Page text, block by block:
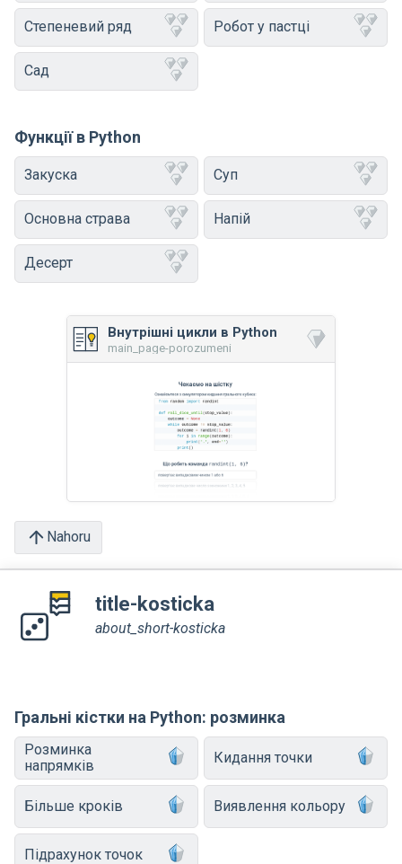
Степеневий ряд Робот у пастці
Сад
Функції в Python
Закуска Суп
Основна страва Напій
Десерт
Внутрішні цикли в Python
main_page-porozumeni
Nahoru
title-kosticka
about_short-kosticka
Гральні кістки на Python: розминка
Розминка
напрямків
Кидання точки
Більше кроків Виявлення кольору
Підрахунок точок